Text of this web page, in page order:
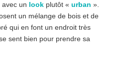
un lookplutôt « urban ».
un mélange de bois et de
qui en font un endroit très
sent bien pour prendre sa